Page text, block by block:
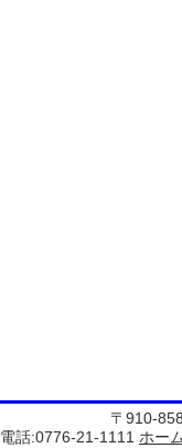
〒910-
電話:0776-21-1111 ホー